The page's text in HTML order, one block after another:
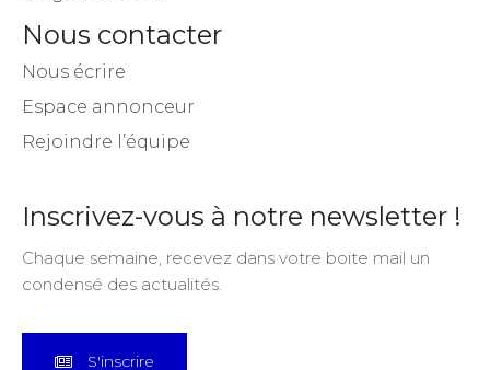
Nous contacter
Nous écrire
Espace annonceur
Rejoindre l’équipe
Inscrivez-vous à notre newsletter !
Chaque semaine, recevez dans votre boite mail un
condensé des actualités.
S'inscrire